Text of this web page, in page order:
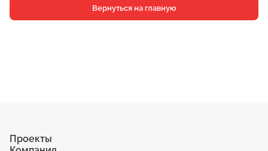
Кладовые
Вернуться на главную
Проекты